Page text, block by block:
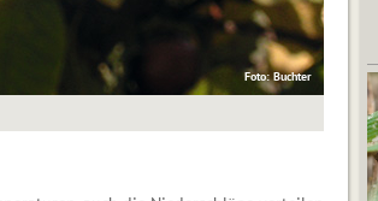
Foto: Buchter